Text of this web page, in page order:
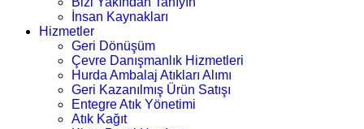
İnsan Kaynakları
Hizmetler
Geri Dönüşüm
Çevre Danışmanlık Hizmetleri
Hurda Ambalaj Atıkları Alımı
Geri Kazanılmış Ürün Satışı
Entegre Atık Yönetimi
Atık Kağıt